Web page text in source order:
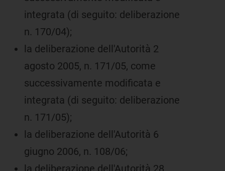
integrata (di seguito: deliberazione
n. 170/04);
la deliberazione dell'Autorità 2
agosto 2005, n. 171/05, come
successivamente modificata e
integrata (di seguito: deliberazione
n. 171/05);
la deliberazione dell'Autorità 6
giugno 2006, n. 108/06;
la deliberazione dell'Autorità 28